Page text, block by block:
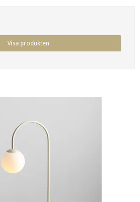
Visa produkten